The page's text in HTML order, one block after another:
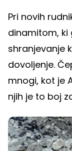
Pri novih
dinamitom, ki
shranjevanje
dovoljenje.
mnogi, kot je
njih je to boj